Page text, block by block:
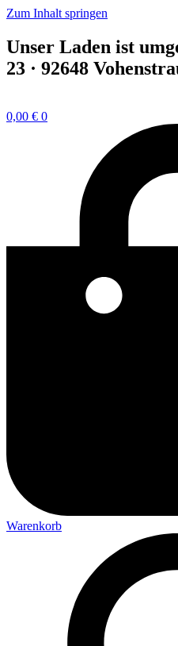
Zum Inhalt springen
Unser Laden ist
23 · 92648
0,00 € 0
Warenkorb